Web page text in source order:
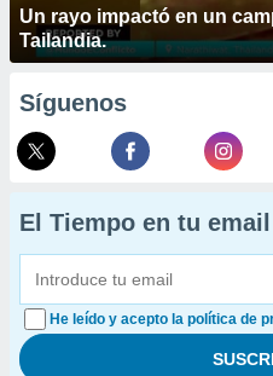
Un rayo impactó en un
Tailandia.
Síguenos
El Tiempo en tu email
He leído y acepto la política de